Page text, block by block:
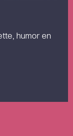
humor en